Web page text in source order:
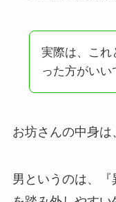
実際は、これ
った方がいい
お坊さんの中身は
男というのは、